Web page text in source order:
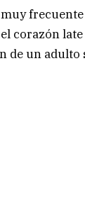
frecuente
corazón
de un adulto